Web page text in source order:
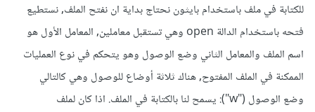
للكتابة في ملف باستخدام بايثون نحتاج بداية ان نفتح الملف, نستطيع
فتحه باستخدام الدالة open وهي تستقبل معاملين, المعامل الأول هو
اسم الملف والمعامل الثاني وضع الوصول وهو يتحكم في نوع العمليات
الممكنة في الملف المفتوح, هناك ثلاثة أوضاع للوصول وهي كالتالي
وضع الوصول ("w"): يسمح لنا بالكتابة في الملف. اذا كان لملف